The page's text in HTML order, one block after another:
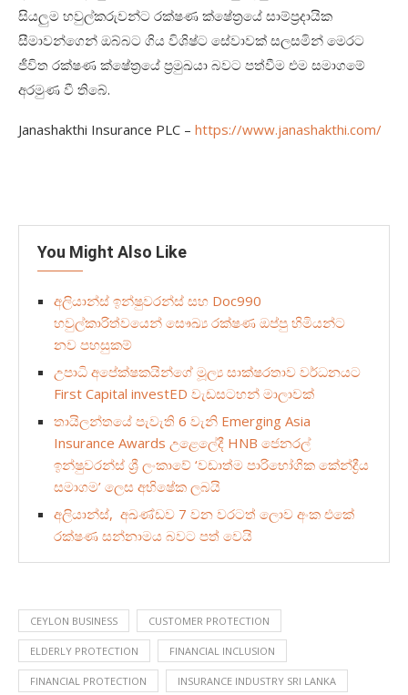
සියලුම හවුල්කරුවන්ට රක්ෂණ ක්ෂේත්‍රයේ සාම්ප්‍රදායික
සීමාවන්ගෙන් ඔබ්බට ගිය විශිෂ්ට සේවාවක් සලසමින් මෙරට
ජීවිත රක්ෂණ ක්ෂේත්‍රයේ ප්‍රමුඛයා බවට පත්වීම එම සමාගමේ
අරමුණ වී තිබේ.
Janashakthi Insurance PLC – https://www.janashakthi.com/
You Might Also Like
අලියාන්ස් ඉන්ෂුවරන්ස් සහ Doc990
හවුල්කාරිත්වයෙන් සෞඛ්‍ය රක්ෂණ ඔප්පු හිමියන්ට
නව පහසුකම්
උපාධි අපේක්ෂකයින්ගේ මූල්‍ය සාක්ෂරතාව වර්ධනයට
First Capital investED වැඩසටහන් මාලාවක්
තායිලන්තයේ පැවැති 6 වැනි Emerging Asia
Insurance Awards උළෙලේදී HNB ජෙනරල්
ඉන්ෂුවරන්ස් ශ්‍රී ලංකාවේ ‘වඩාත්ම පාරිභෝගික කේන්ද්‍රීය
සමාගම’ ලෙස අභිෂේක ලබයි
අලියාන්ස්, අඛණ්ඩව 7 වන වරටත් ලොව අංක එකේ
රක්ෂණ සන්නාමය බවට පත් වෙයි
CEYLON BUSINESS CUSTOMER PROTECTION
ELDERLY PROTECTION FINANCIAL INCLUSION
FINANCIAL PROTECTION INSURANCE INDUSTRY SRI LANKA